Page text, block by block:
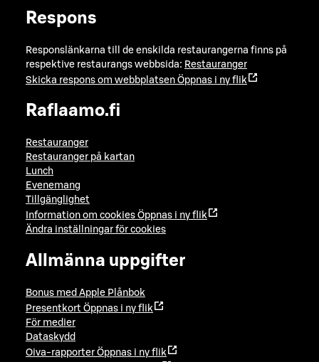
Respons
Responslänkarna till de enskilda restaurangerna finns på
respektive restaurangs webbsida: Restauranger
Skicka respons om webbplatsen Öppnas i ny flik
Raflaamo.fi
Restauranger
Restauranger på kartan
Lunch
Evenemang
Tillgänglighet
Information om cookies Öppnas i ny flik
Ändra inställningar för cookies
Allmänna uppgifter
Bonus med Apple Plånbok
Presentkort Öppnas i ny flik
För medier
Dataskydd
Oiva-rapporter Öppnas i ny flik